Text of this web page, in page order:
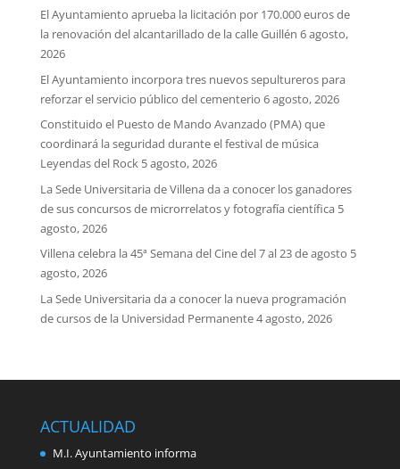
El Ayuntamiento aprueba la licitación por 170.000 euros de
la renovación del alcantarillado de la calle Guillén 6 agosto,
2026
El Ayuntamiento incorpora tres nuevos sepultureros para
reforzar el servicio público del cementerio 6 agosto, 2026
Constituido el Puesto de Mando Avanzado (PMA) que
coordinará la seguridad durante el festival de música
Leyendas del Rock 5 agosto, 2026
La Sede Universitaria de Villena da a conocer los ganadores
de sus concursos de microrrelatos y fotografía científica 5
agosto, 2026
Villena celebra la 45ª Semana del Cine del 7 al 23 de agosto 5
agosto, 2026
La Sede Universitaria da a conocer la nueva programación
de cursos de la Universidad Permanente4 agosto, 2026
ACTUALIDAD
M.I. Ayuntamiento informa